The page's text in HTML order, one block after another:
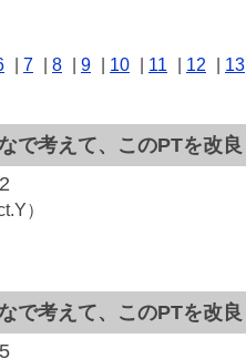
7 8 9 10 11 12 13
で考えて、このPTを改
）
で考えて、このPTを改